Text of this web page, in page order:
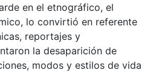
en el etnográfico, el
lo convirtió en referente
reportajes y
la desaparición de
modos y estilos de vida